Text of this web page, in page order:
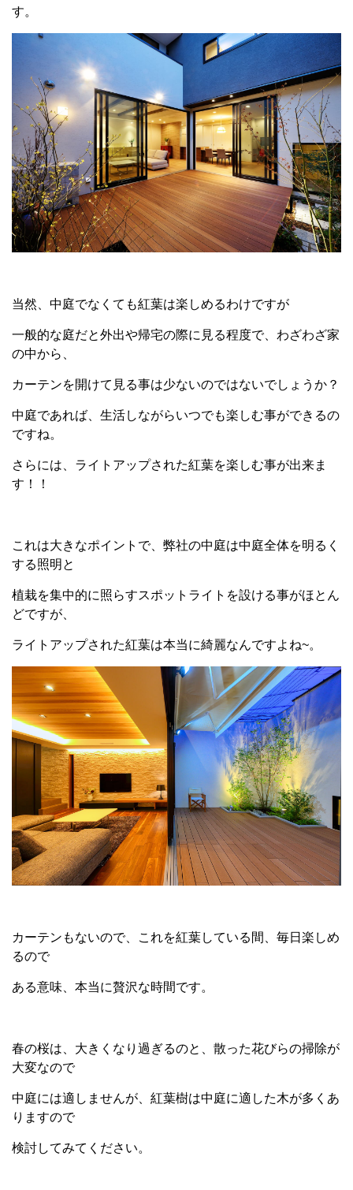
す。
当然、中庭でなくても紅葉は楽しめるわけですが
一般的な庭だと外出や帰宅の際に見る程度で、わざわざ家
の中から、
カーテンを開けて見る事は少ないのではないでしょうか？
中庭であれば、生活しながらいつでも楽しむ事ができるの
ですね。
さらには、ライトアップされた紅葉を楽しむ事が出来ま
す！！
これは大きなポイントで、弊社の中庭は中庭全体を明るく
する照明と
植栽を集中的に照らすスポットライトを設ける事がほとん
どですが、
ライトアップされた紅葉は本当に綺麗なんですよね~。
カーテンもないので、これを紅葉している間、毎日楽しめ
るので
ある意味、本当に贅沢な時間です。
春の桜は、大きくなり過ぎるのと、散った花びらの掃除が
大変なので
中庭には適しませんが、紅葉樹は中庭に適した木が多くあ
りますので
検討してみてください。